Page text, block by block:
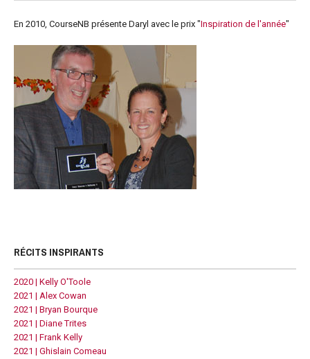
En 2010, CourseNB présente Daryl avec le prix "Inspiration de l'année"
RÉCITS INSPIRANTS
2020 | Kelly O'Toole
2021 | Alex Cowan
2021 | Bryan Bourque
2021 | Diane Trites
2021 | Frank Kelly
2021 | Ghislain Comeau